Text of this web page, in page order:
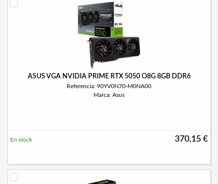
ASUS VGA NVIDIA PRIME RTX 5050 O8G 8GB DDR6
Referencia: 90YV0N70-M0NA00
Marca: Asus
370,15 €
En stock